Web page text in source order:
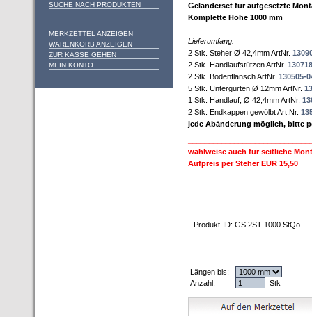
SUCHE NACH PRODUKTEN
MERKZETTEL ANZEIGEN
WARENKORB ANZEIGEN
ZUR KASSE GEHEN
MEIN KONTO
Geländerset für aufgesetzte
Komplette Höhe 1000 mm
Lieferumfang:
2 Stk. Steher Ø 42,4mm ArtNr.
2 Stk. Handlaufstützen ArtNr.
2 Stk. Bodenflansch ArtNr. 130505-
5 Stk. Untergurten Ø 12mm ArtNr.
1 Stk. Handlauf, Ø 42,4mm ArtNr.
2 Stk. Endkappen gewölbt Art.Nr.
jede Abänderung möglich, bitte
wahlweise auch für seitliche
Aufpreis per Steher EUR 15,50
Produkt-ID: GS 2ST 1000 StQo
Längen bis:
Anzahl:
Stk